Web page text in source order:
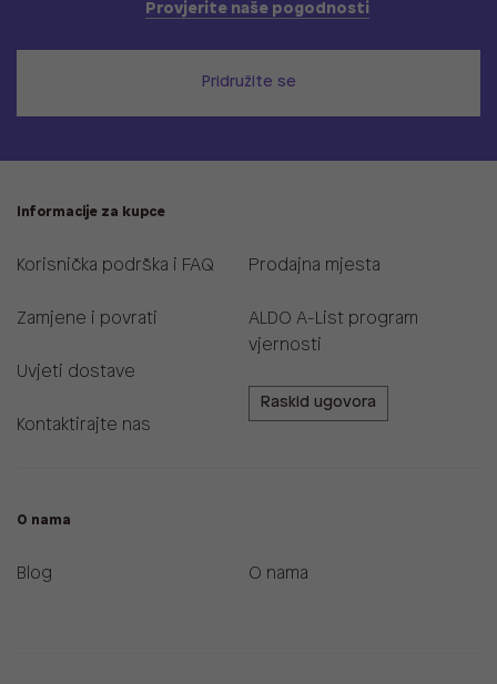
Provjerite naše pogodnosti
Pridružite se
Informacije za kupce
Korisnička podrška i FAQ
Zamjene i povrati
Uvjeti dostave
Kontaktirajte nas
Prodajna mjesta
ALDO A-List program
vjernosti
Raskid ugovora
O nama
Blog O nama